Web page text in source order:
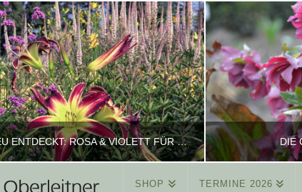
TAGLILIEN NEU ENTDECKT: ROSA & VIOLETT FÜR ROMANTISCHE PFLANZKOMBINATIONEN DIE
SHOP TERMINE 2026